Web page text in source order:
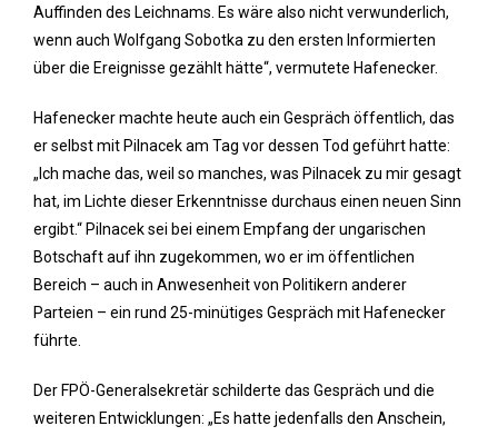
Auffinden des Leichnams. Es wäre also nicht verwunderlich,
wenn auch Wolfgang Sobotka zu den ersten Informierten
über die Ereignisse gezählt hätte“, vermutete Hafenecker.
Hafenecker machte heute auch ein Gespräch öffentlich, das
er selbst mit Pilnacek am Tag vor dessen Tod geführt hatte:
„Ich mache das, weil so manches, was Pilnacek zu mir gesagt
hat, im Lichte dieser Erkenntnisse durchaus einen neuen Sinn
ergibt.“ Pilnacek sei bei einem Empfang der ungarischen
Botschaft auf ihn zugekommen, wo er im öffentlichen
Bereich – auch in Anwesenheit von Politikern anderer
Parteien – ein rund 25-minütiges Gespräch mit Hafenecker
führte.
Der FPÖ-Generalsekretär schilderte das Gespräch und die
weiteren Entwicklungen: „Es hatte jedenfalls den Anschein,